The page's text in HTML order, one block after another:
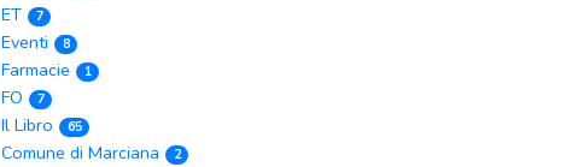
ET 7
Eventi 8
Farmacie 1
FO 7
Il Libro 65
Comune di Marciana 2